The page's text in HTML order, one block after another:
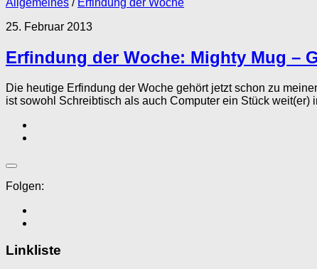
25. Februar 2013
Erfindung der Woche: Mighty Mug –
Die heutige Erfindung der Woche gehört jetzt schon zu
ist sowohl Schreibtisch als auch Computer ein Stück weit(er)
Folgen:
Linkliste